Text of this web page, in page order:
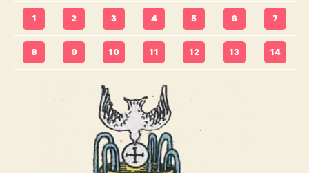
1 2 3 4 5 6 7
8 9 10 11 12 13 14